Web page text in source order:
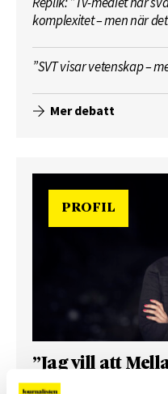
komplexitet – men när
”SVT visar vetenskap –
Mer debatt
PROFIL
”Jag vill att
kännas nära”